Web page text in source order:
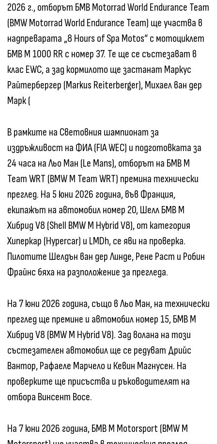
2026 г., отборът БМВ Motorrad World Endurance Team
(BMW Motorrad World Endurance Team) ще участва в
надпреварата „8 Hours of Spa Motos“ с мотоциклет
БМВ M 1000 RR с номер 37. Те ще се състезават в
клас EWC, а зад кормилото ще застанат Маркус
Райтербергер (Markus Reiterberger), Михаел ван дер
Марк (
В рамките на Световния шампионат за
издръжливост на ФИА (FIA WEC) и подготовката за
24 часа на Льо Ман (Le Mans), отборът на БМВ M
Team WRT (BMW M Team WRT) премина технически
преглед. На 5 юни 2026 година, във Франция,
екипажът на автомобил номер 20, Шелл БМВ M
Хибрид V8 (Shell BMW M Hybrid V8), от категория
Хиперкар (Hypercar) и LMDh, се яви на проверка.
Пилотите Шелдън ван дер Линде, Рене Раст и Робин
Фрайнс бяха на разположение за прегледа.
На 7 юни 2026 година, също в Льо Ман, на технически
преглед ще премине и автомобил номер 15, БМВ M
Хибрид V8 (BMW M Hybrid V8). Зад волана на този
състезателен автомобил ще се редуват Дрийс
Вантор, Рафаеле Марчело и Кевин Магнусен. На
проверките ще присъства и ръководителят на
отбора Винсент Восе.
На 7 юни 2026 година, БМВ M Motorsport (BMW M